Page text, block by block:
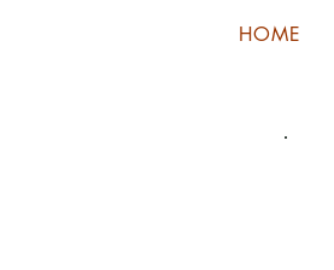
HOME